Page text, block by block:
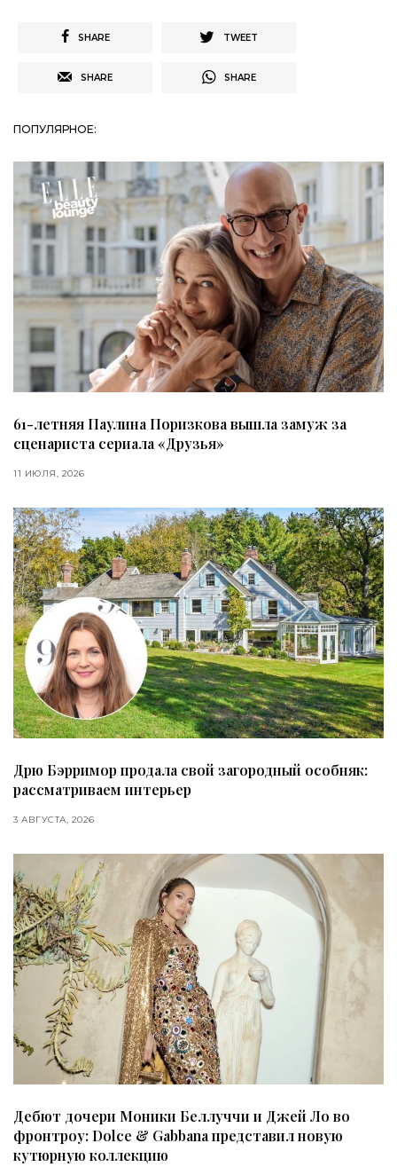
SHARE TWEET
SHARE SHARE
ПОПУЛЯРНОЕ:
61-летняя Паулина Поризкова вышла замуж за
сценариста сериала «Друзья»
11 ИЮЛЯ, 2026
Дрю Бэрримор продала свой загородный особняк:
рассматриваем интерьер
3 АВГУСТА, 2026
Дебют дочери Моники Беллуччи и Джей Ло во
фронтроу: Dolce & Gabbana представил новую
кутюрную коллекцию